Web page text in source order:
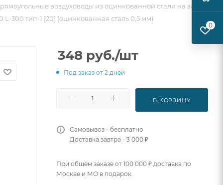
воздуховоды из оцинкованной стали на заказ
L-300 тип-1 [20] (оцинкованная сталь 0,5 мм)
348 руб./шт
Под заказ от 2 дней
В КОРЗИНУ
Самовывоз - бесплатно
Доставка завтра - 3 000 ₽
При общем заказе от 100 000 ₽ доставка по
Москве и МО в подарок.
0